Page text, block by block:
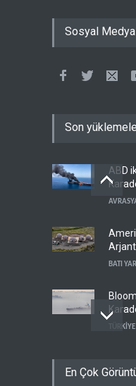
Sosyal Medya
Son
ABD
BATI
TÜRKİYE
Hava
En Çok